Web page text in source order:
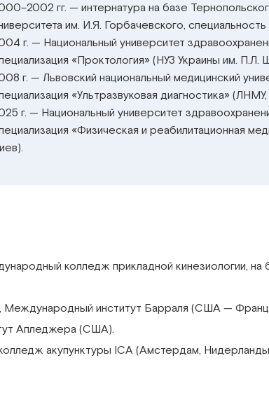
гг. — интернатура на базе
им. И.Я. Горбачевского,
г. — Национальный университет
«Проктология» (НУЗ Украины им. П.Л.
г. — Львовский национальный медицинский
«Ультразвуковая диагностика» (ЛНМУ,
г. — Национальный университет
«Физическая и реабилитационная
колледж прикладной кинезиологии, на
Международный институт Барраля (США —
Апледжера (США).
акупунктуры ICA (Амстердам,